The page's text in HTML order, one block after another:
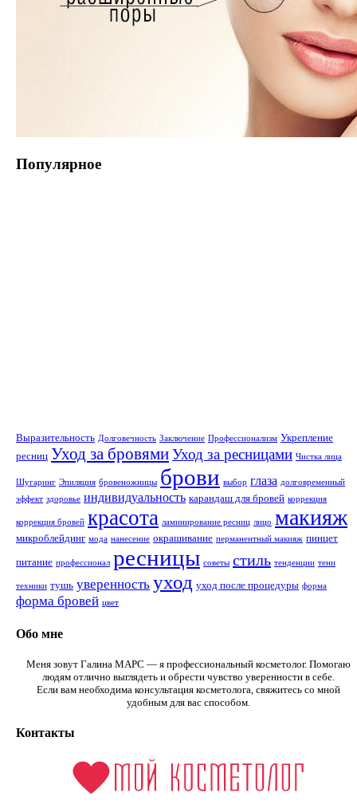
Популярное
Выразительность Долговечность Заключение Профессионализм Укрепление
ресниц Уход за бровямиУход за ресницами Чистка лица
Шугаринг Эпиляция бровеножницы брови выбор глаза долговременный
эффект здоровье индивидуальность карандаш для бровей коррекция
коррекция бровей красота ламинирование ресниц лицо макияж
микроблейдинг мода нанесение окрашивание перманентный макияж пинцет
питание профессионал ресницы советы стиль тенденции тени
техники тушь уверенность уход уход после процедуры форма
форма бровей цвет
Обо мне
Меня зовут Галина МАРС — я профессиональный косметолог. Помогаю
людям отлично выглядеть и обрести чувство уверенности в себе.
Если вам необходима консультация косметолога, свяжитесь со мной
удобным для вас способом.
Контакты